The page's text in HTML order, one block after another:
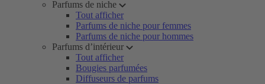
Parfums de niche
Tout afficher
Parfums de niche pour femmes
Parfums de niche pour hommes
Parfums d’intérieur
Tout afficher
Bougies parfumées
Diffuseurs de parfums